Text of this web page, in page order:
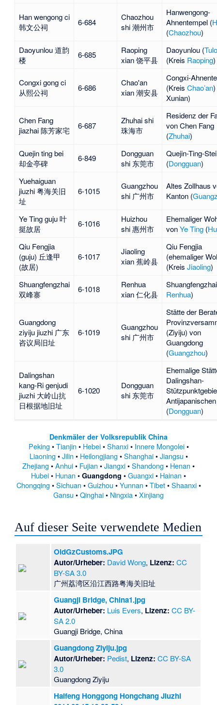
Han wengong ci
韩文公祠
6-684
Chaozhou
shi 潮州市
Hanwengong-
Ahnentempel (
(Chaozhou)
Daoyunlou 道韵
楼
6-685
Raoping
xian 饶平县
Daoyunlou(
(Kreis Raoping)
Congxi gong ci
从熙公祠
6-686
Chao'an
xian 潮安县
Congxi-
(Kreis Chao’an
Xunian)
Chen Fang
jiazhai 陈芳家宅
6-687
Zhuhai shi
珠海市
Residenz der
vonChen Fang
(Zhuhai)
Quejin ting bei
却金亭碑
6-849
Dongguan
shi 东莞市
Quejin-Ting-
(Dongguan)
Yuehaiguan
jiuzhi 粤海关旧
址
6-1015
Guangzhou
shi 广州市
Altes Zollhaus
Kanton (
Ye Ting guju 叶
挺故居
6-1016
Huizhou
shi 惠州市
Ehemaliger
vonYe Ting(
Qiu Fengjia
(guju) 丘逢甲
(故居)
6-1017
Jiaoling
xian 蕉岭县
Qiu Fengjia
(ehemaliger
(Kreis Jiaoling)
Shuangfengzhai
双峰寨
6-1018
Renhua
xian 仁化县
Shuangfengzhai
Renhua)
Guangdong
ziyiju jiuzhi 广东
咨议局旧址
6-1019
Guangzhou
shi 广州市
Stätte der
(Ziyiju) von
Guangdong
(Guangzhou)
Dalingshan
kang-Ri genjudi
jiuzhi 大岭山抗
日根据地旧址
6-1020
Dongguan
shi 东莞市
Ehemalige
Dalingshan-
(Dongguan)
Denkmäler der Volksrepublik China
Peking •Tianjin • Hebei•Shanxi• Innere Mongolei•
Liaoning •Jilin • Heilongjiang •Shanghai•Jiangsu •
Zhejiang •Anhui• Fujian •Jiangxi•Shandong • Henan •
Hubei• Hunan • Guangdong •Guangxi• Hainan •
Chongqing •Sichuan •Guizhou •Yunnan •Tibet•Shaanxi•
Gansu •Qinghai• Ningxia•Xinjiang
Auf dieser Seite verwendete Medien
OldGzCustoms.JPG
Autor/Urheber: David Wong, Lizenz: CC
BY-SA 3.0
广州荔湾区沿江西路粤海关旧址
Guangji Bridge, China1.jpg
Autor/Urheber: Luis Evers, Lizenz: CC BY-
SA 2.0
Guangji Bridge, China
Guangdong Ziyiju.jpg
Autor/Urheber: Pedist, Lizenz: CC BY-SA
3.0
Guangdong Ziyiju
Haifeng Honggong Hongchang Jiuzhi